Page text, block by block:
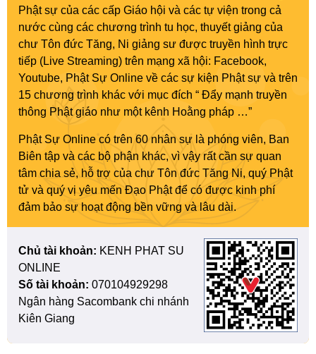
Phật sự của các cấp Giáo hội và các tự viện trong cả
nước cùng các chương trình tu học, thuyết giảng của
chư Tôn đức Tăng, Ni giảng sư được truyền hình trực
tiếp (Live Streaming) trên mạng xã hội: Facebook,
Youtube, Phật Sự Online về các sự kiện Phật sự và trên
15 chương trình khác với mục đích “ Đẩy mạnh truyền
thông Phật giáo như một kênh Hoằng pháp …”
Phật Sự Online có trên 60 nhân sự là phóng viên, Ban
Biên tập và các bộ phận khác, vì vậy rất cần sự quan
tâm chia sẻ, hỗ trợ của chư Tôn đức Tăng Ni, quý Phật
tử và quý vị yêu mến Đạo Phật để có được kinh phí
đảm bảo sự hoạt động bền vững và lâu dài.
Chủ tài khoản: KENH PHAT SU
ONLINE
Số tài khoản: 070104929298
Ngân hàng Sacombank chi nhánh
Kiên Giang